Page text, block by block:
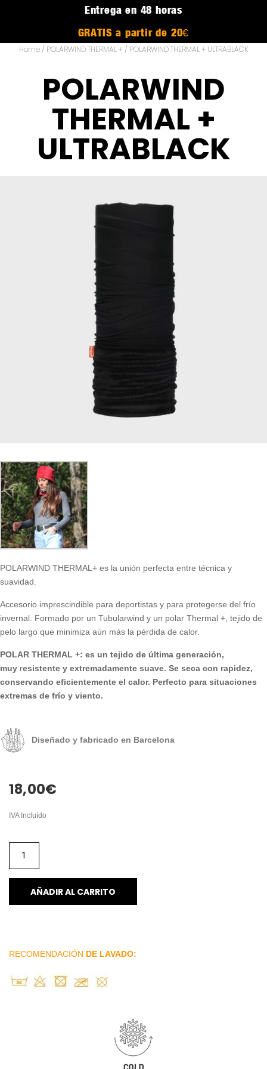
Entrega en 48 horas
GRATIS a partir de 20€
Home/ POLARWIND THERMAL +/ POLARWIND THERMAL + ULTRABLACK
POLARWIND
THERMAL +
ULTRABLACK
POLARWIND THERMAL+ es la unión perfecta entre técnica y
suavidad.
Accesorio imprescindible para deportistas y para protegerse del frío
invernal. Formado por un Tubularwind y un polar Thermal +, tejido de
pelo largo que minimiza aún más la pérdida de calor.
POLAR THERMAL +: es un tejido de última generación,
muy resistente y extremadamente suave. Se seca con rapidez,
conservando eficientemente el calor. Perfecto para situaciones
extremas de frío y viento.
Diseñado y fabricado en Barcelona
18,00€
IVA Incluído
AÑADIR AL CARRITO
RECOMENDACIÓN DE LAVADO: